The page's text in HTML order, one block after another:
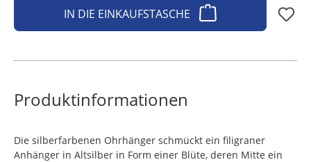
IN DIE EINKAUFSTASCHE
Produktinformationen
Die silberfarbenen Ohrhänger schmückt ein filigraner
Anhänger in Altsilber in Form einer Blüte, deren Mitte ein